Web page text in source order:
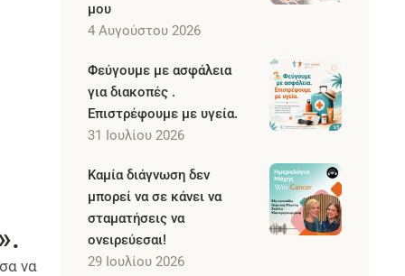
να
μου
4 Αυγούστου 2026
Φεύγουμε με ασφάλεια
για διακοπές .
Επιστρέφουμε με υγεία.
31 Ιουλίου 2026
Καμία διάγνωση δεν
μπορεί να σε κάνει να
σταματήσεις να
ονειρεύεσαι!
29 Ιουλίου 2026